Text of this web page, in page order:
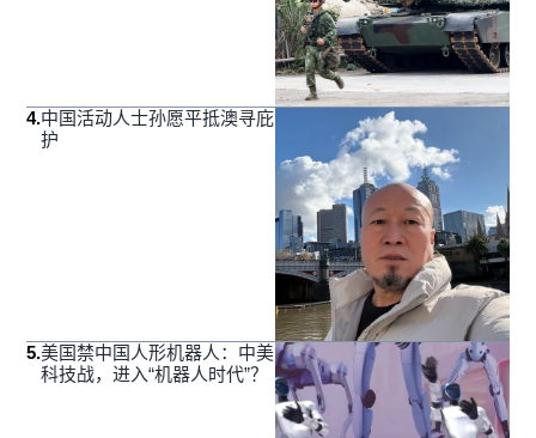
4.中国活动人士孙愿平抵澳寻庇
护
5.美国禁中国人形机器人：中美
科技战，进入“机器人时代”？